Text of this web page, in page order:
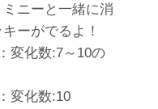
ニーと一緒に消
ーがでるよ！
変化数:7～10の
変化数:10